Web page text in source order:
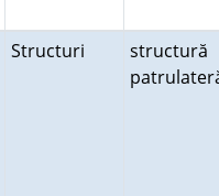
Structuri
structură